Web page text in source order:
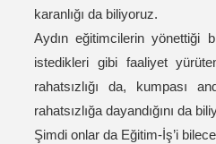
karanlığı da biliyoruz.
Aydın eğitimcilerin yönettiği
istedikleri gibi faaliyet
rahatsızlığı da, kumpası
rahatsızlığa dayandığını da
Şimdi onlar da Eğitim-İş’i